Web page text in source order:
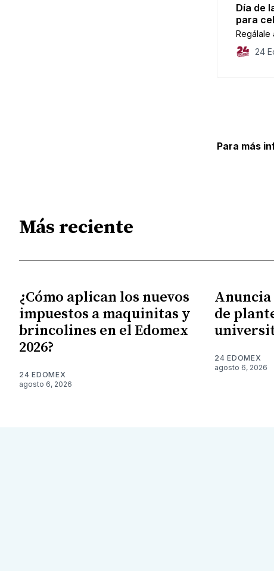
Día de
para
Regálale
24
Para más
Más reciente
¿Cómo aplican los nuevos
impuestos a maquinitas y
brincolines en el Edomex
2026?
24 EDOMEX
agosto 6, 2026
Anuncia
de
24 EDOMEX
agosto 6, 2026